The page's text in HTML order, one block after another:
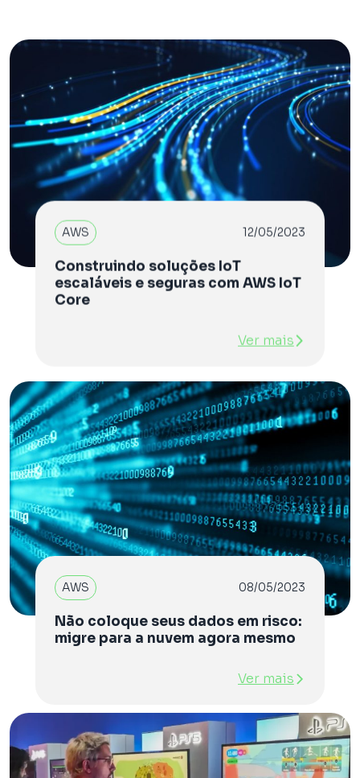
AWS 12/05/2023
Construindo soluções IoT
escaláveis e seguras com AWS IoT
Core
Ver mais
AWS 08/05/2023
Não coloque seus dados em risco:
migre para a nuvem agora mesmo
Ver mais